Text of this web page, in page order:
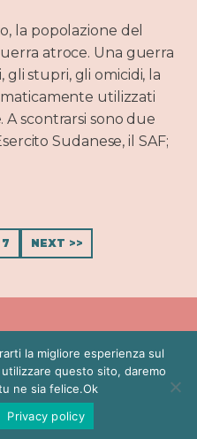
la popolazione del
atroce. Una guerra
gli stupri, gli omicidi, la
utilizzati
scontrarsi sono due
Sudanese, il SAF;
7 NEXT >>
PRIVACY POLICY
Proudly designed with LatteCreative
la migliore esperienza sul
questo sito, daremo
ne sia felice.Ok
Privacy policy